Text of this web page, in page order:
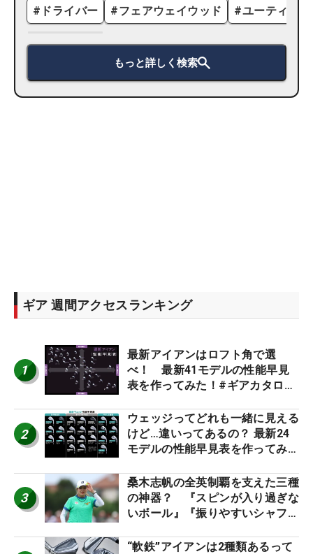
# ドライバー #フェアウェイウッド #ユーティリ
もっと詳しく検索
ギア 週間アクセスランキング
1
最新アイアンはロフト角で選
べ！ 最新41モデルの性能早見
表を作ってみた！#ギアカタログ
2
ウェッジってどれも一緒に見える
けど…違いってあるの？ 最新24
モデルの性能早見表を作ってみ
3
桑木志帆の全英制覇を支えた三種
の神器？ 『スピンが入り過ぎな
いボール』『振りやすいシャフ
ー』 #女子プロセッティング
“軟鉄”アイアンは2種類あるって